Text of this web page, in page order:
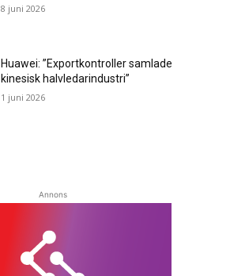
8 juni 2026
Huawei: ”Exportkontroller samlade
kinesisk halvledarindustri”
1 juni 2026
Annons